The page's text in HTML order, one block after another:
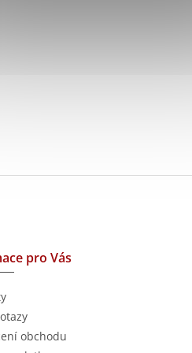
pro Vás
obchodu